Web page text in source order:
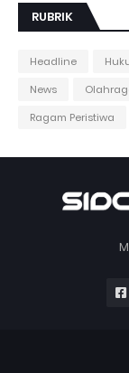
RUBRIK
Headline
News
Ragam Peristiwa